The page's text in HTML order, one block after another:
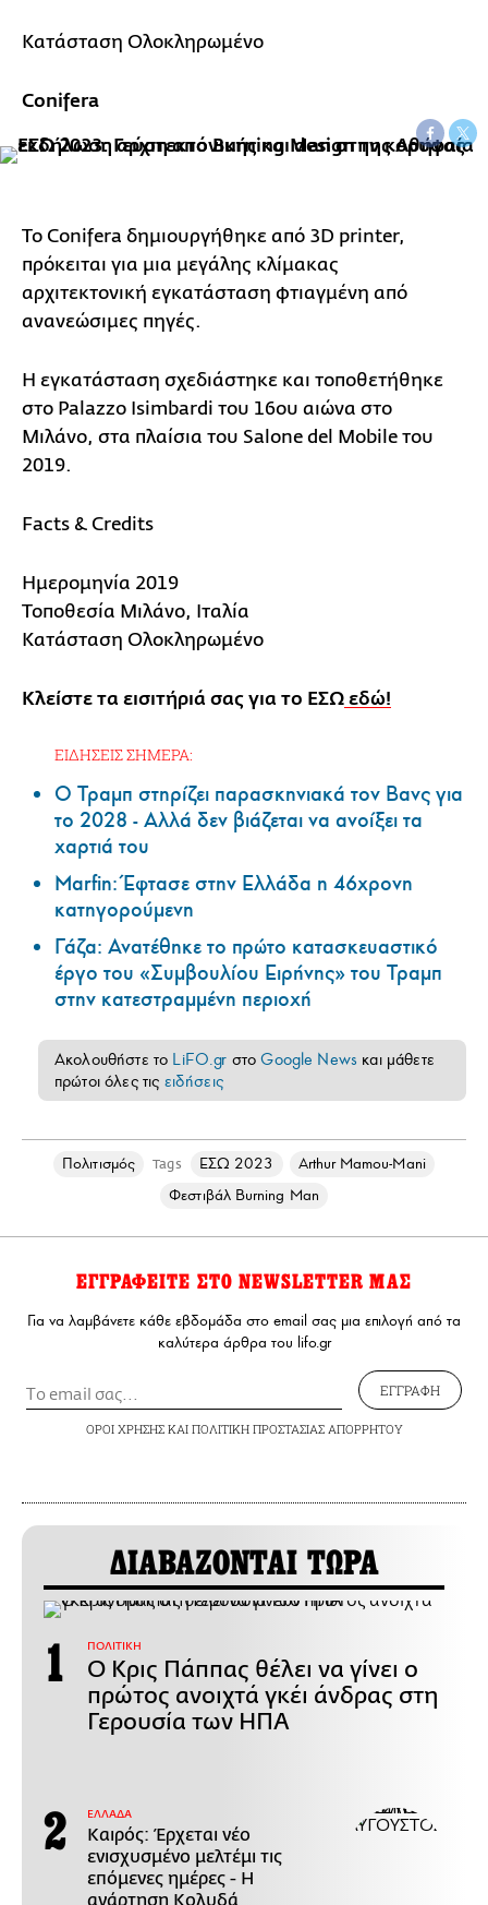
Κατάσταση Ολοκληρωμένο
Conifera
To Conifera δημιουργήθηκε από 3D printer,
πρόκειται για μια μεγάλης κλίμακας
αρχιτεκτονική εγκατάσταση φτιαγμένη από
ανανεώσιμες πηγές.
Η εγκατάσταση σχεδιάστηκε και τοποθετήθηκε
στο Palazzo Isimbardi του 16ου αιώνα στο
Μιλάνο, στα πλαίσια του Salone del Mobile του
2019.
Facts & Credits
Ημερομηνία 2019
Τοποθεσία Μιλάνο, Ιταλία
Κατάσταση Ολοκληρωμένο
Κλείστε τα εισιτήριά σας για το ΕΣΩ εδώ!
ΕΙΔΗΣΕΙΣ ΣΗΜΕΡΑ:
Ο Τραμπ στηρίζει παρασκηνιακά τον Βανς για
το 2028 - Αλλά δεν βιάζεται να ανοίξει τα
χαρτιά του
Marfin: Έφτασε στην Ελλάδα η 46χρονη
κατηγορούμενη
Γάζα: Ανατέθηκε το πρώτο κατασκευαστικό
έργο του «Συμβουλίου Ειρήνης» του Τραμπ
στην κατεστραμμένη περιοχή
Ακολουθήστε το LiFO.gr στοGoogle News και μάθετε
πρώτοι όλες τις ειδήσεις
Πολιτισμός Tags ΕΣΩ 2023
Arthur Mamou-Mani
Φεστιβάλ Burning Man
ΕΓΓΡΑΦΕΙΤΕ ΣΤΟ NEWSLETTER ΜΑΣ
Για να λαμβάνετε κάθε εβδομάδα στο email σας μια επιλογή από τα
καλύτερα άρθρα του lifo.gr
ΕΓΓΡΑΦΗ
ΟΡΟΙ ΧΡΗΣΗΣΚΑΙ ΠΟΛΙΤΙΚΗ ΠΡΟΣΤΑΣΙΑΣ ΑΠΟΡΡΗΤΟΥ
ΔΙΑΒΑΖΟΝΤΑΙ ΤΩΡΑ
ΠΟΛΙΤΙΚΗ
Ο Κρις Πάππας θέλει να γίνει ο
πρώτος ανοιχτά γκέι άνδρας στη
Γερουσία των ΗΠΑ
ΕΛΛΑΔΑ
Καιρός: Έρχεται νέο
ενισχυσμένο μελτέμι τις
επόμενες ημέρες - Η
ανάρτηση Κολυδά